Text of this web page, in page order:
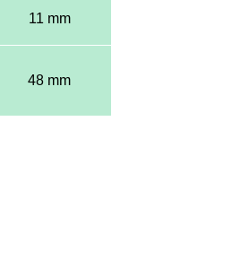
11 mm
48 mm